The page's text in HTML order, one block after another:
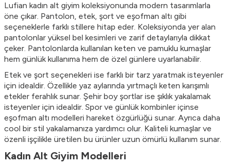
Lufian kadın alt giyim koleksiyonunda modern tasarımlarla
öne çıkar. Pantolon, etek, şort ve eşofman altı gibi
seçeneklerle farklı stillere hitap eder. Koleksiyonda yer alan
pantolonlar yüksel bel kesimleri ve zarif detaylarıyla dikkat
çeker. Pantolonlarda kullanılan keten ve pamuklu kumaşlar
hem günlük kullanıma hem de özel günlere uyarlanabilir.
Etek ve şort seçenekleri ise farklı bir tarz yaratmak isteyenler
için idealdir. Özellikle yaz aylarında yırtmaçlı keten karışımlı
etekler ferahlık sunar. Şehir boy şortlar ise şıklık yakalamak
isteyenler için idealdir. Spor ve günlük kombinler içinse
eşofman altı modelleri hareket özgürlüğü sunar. Ayrıca daha
cool bir stil yakalamanıza yardımcı olur. Kaliteli kumaşlar ve
özenli işçilikle üretilen bu ürünler uzun ömürlü kullanım sunar.
Kadın Alt Giyim Modelleri